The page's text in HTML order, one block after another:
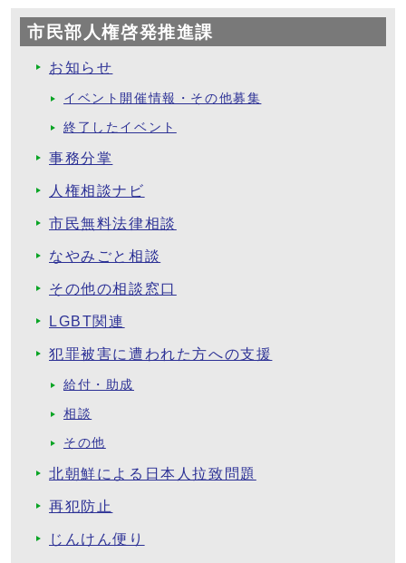
市民部人権啓発推進課
お知らせ
イベント開催情報・その他募集
終了したイベント
事務分掌
人権相談ナビ
市民無料法律相談
なやみごと相談
その他の相談窓口
LGBT関連
犯罪被害に遭われた方への支援
給付・助成
相談
その他
北朝鮮による日本人拉致問題
再犯防止
じんけん便り